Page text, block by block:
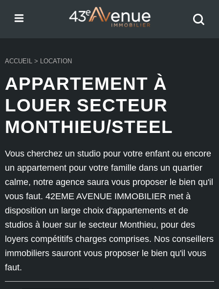
ACCUEIL > LOCATION
APPARTEMENT À
LOUER SECTEUR
MONTHIEU/STEEL
Vous cherchez un studio pour votre enfant ou encore
un appartement pour votre famille dans un quartier
calme, notre agence saura vous proposer le bien qu'il
vous faut. 42EME AVENUE IMMOBILIER met à
disposition un large choix d'appartements et de
studios à louer sur le secteur Monthieu, pour des
loyers compétitifs charges comprises. Nos conseillers
immobiliers sauront vous proposer le bien qu'il vous
faut.